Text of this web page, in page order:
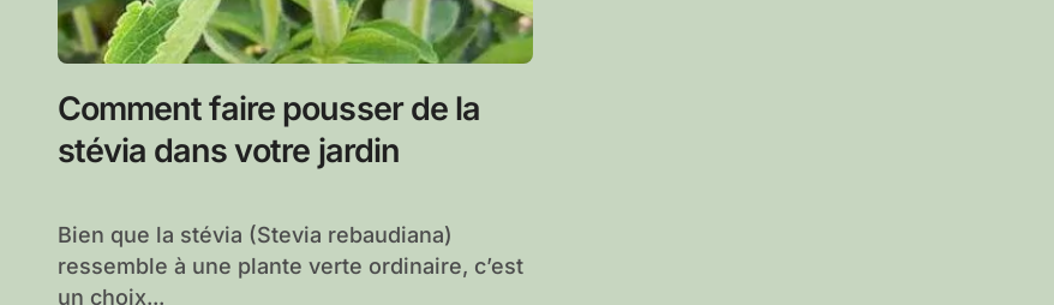
Comment faire pousser de la
stévia dans votre jardin
Bien que la stévia (Stevia rebaudiana)
ressemble à une plante verte ordinaire, c’est
un choix...